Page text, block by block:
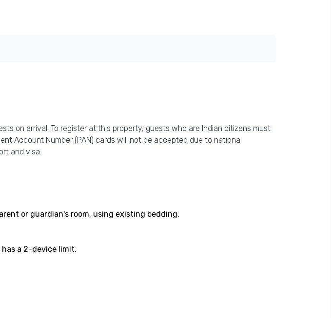
on arrival. To register at this property, guests who are Indian citizens must
Account Number (PAN) cards will not be accepted due to national
and visa.
or guardian's room, using existing bedding.
has a 2-device limit.